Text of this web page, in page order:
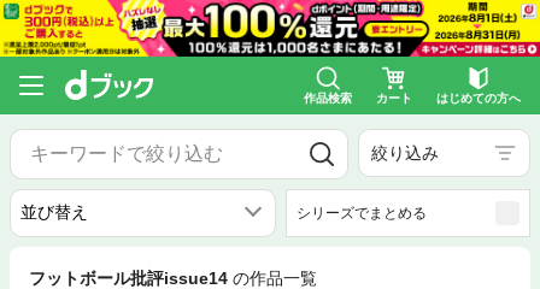
作品検索 カート はじめての方へ
絞り込み
シリーズでまとめる
フットボール批評issue14 の作品一覧